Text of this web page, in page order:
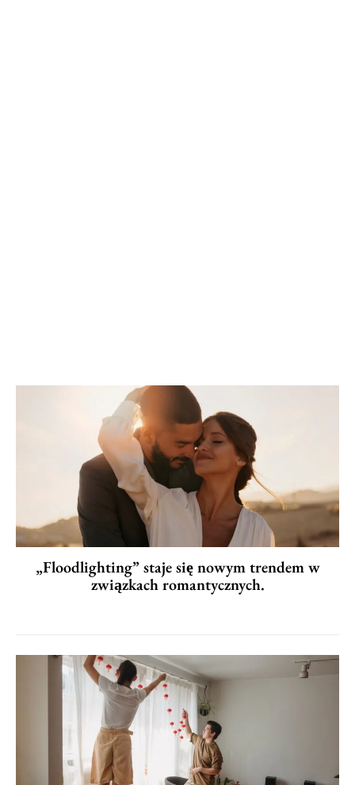
„Floodlighting” staje się nowym trendem w
związkach romantycznych.